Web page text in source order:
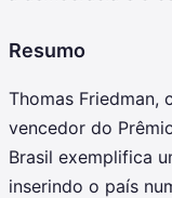
Resumo
Thomas Friedman,
vencedor do
Brasil exemplifica
inserindo o país